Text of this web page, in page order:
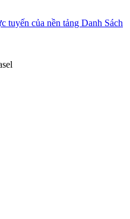
tuyến của nền tảng Danh Sách